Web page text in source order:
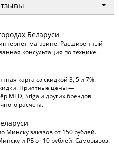
Беларуси
магазине. Расширенный
консультация по технике.
карта со скидкой 3, 5 и 7%.
Приятные цены —
MTD, Stiga и других брендов.
расчета.
Минску заказов от 150 рублей.
и РБ от 10 рублей. Самовывоз.